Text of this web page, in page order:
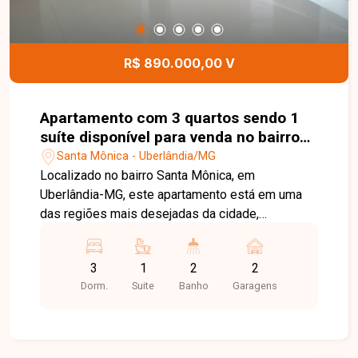
é a oportunidade perfeita para quem busca um
imóvel moderno, confortável e em uma
localização privilegiada de Uberlândia. Agende
deste excelente apartamento, ideal para morar ou
investir.
R$ 890.000,00 V
Apartamento com 3 quartos sendo 1
suíte disponível para venda no bairro
Santa Mônica em Uberlândia-MG
Santa Mônica - Uberlândia/MG
Localizado no bairro Santa Mônica, em
Uberlândia-MG, este apartamento está em uma
das regiões mais desejadas da cidade,
proximidade com a Universidade Federal de
Uberlândia, ampla oferta de comércios,
supermercados, escolas, farmácias e fácil
3
Dorm.
1
Suite
2
Banho
2
Garagens